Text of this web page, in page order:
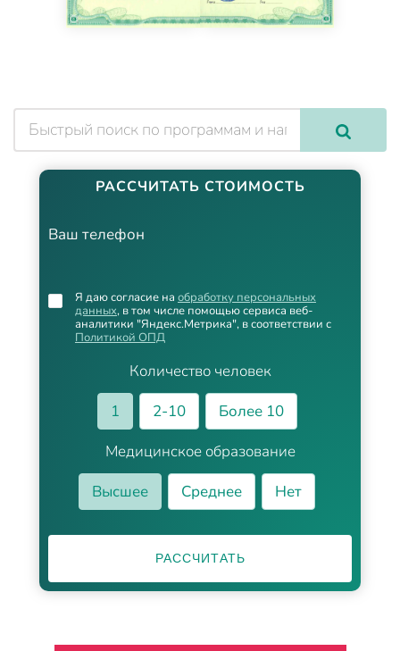
РАССЧИТАТЬ СТОИМОСТЬ
Ваш телефон
Количество человек
1
2-10
Более 10
Медицинское образование
Высшее
Среднее Нет
Я даю согласие на обработку персональных
данных, в том числе помощью сервиса веб-
аналитики "Яндекс.Метрика", в соответствии с
Политикой ОПД
РАССЧИТАТЬ